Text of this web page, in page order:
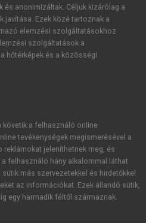
újdonságairól, akcióiról.
Kiadó Zrt. újdonságairól,
és anonimizáltak. Céljuk kizárólag a
javítása. Ezek közé tartoznak a
elemzési szolgáltatásokhoz
szolgáltatások a
hőtérképek és a közösségi
követik a felhasználó online
tevékenységek megismerésével a
reklámokat jeleníthetnek meg, és
felhasználó hány alkalommal láthat
sütik más szervezetekkel és hirdetőkkel
az információkat. Ezek állandó sütik,
egy harmadik féltől származnak.